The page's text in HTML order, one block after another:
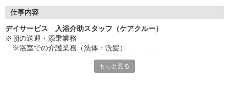
・ツクイ独自の福祉厚生制度でプライベートも充実
・子育て支援の福利厚生制度あり！子育てと仕事の両立を応援◎
・スタッフ何でも相談窓口やライフキャリア相談など、各相談窓
口あり
◇頑張った分、スタッフに還元！
仕事内容
デイサービス 入浴介助スタッフ（ケアクルー）
※朝の送迎・添乗業務
※浴室での介護業務（洗体・洗髪）
※他スタッフと連携してのケア業務全般
もっと見る